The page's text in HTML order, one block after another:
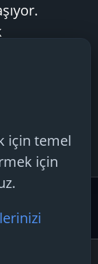
4
için temel
için